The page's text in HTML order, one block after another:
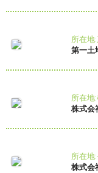
所在地
第一土
所在地
株式会
所在地
株式会